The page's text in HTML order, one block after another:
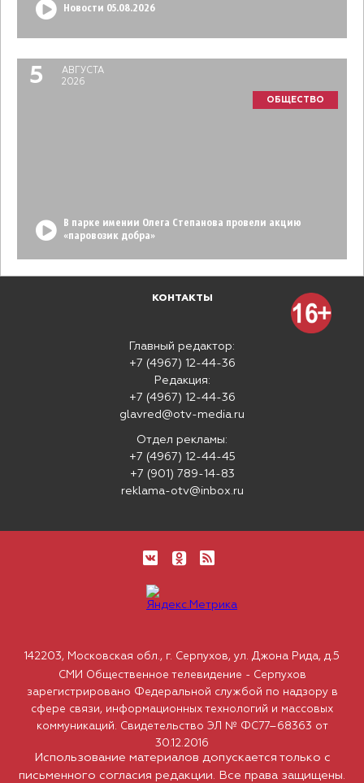
Новости 05.08.2026
5
АВГУСТА
2026
ОБЩЕСТВО
В парке имении Олега Степанова провели акцию
«паровозик добра»
КОНТАКТЫ
Главный редактор:
+7 (4967) 12-44-36
Редакция:
+7 (4967) 12-44-36
glavred@otv-media.ru
Отдел рекламы:
+7 (4967) 12-44-45
+7 (901) 789-14-83
reklama-otv@inbox.ru
Использование материалов допускается только с
письменного согласия редакции. Все права защищены.
142203, Московская обл., г. Серпухов, ул. Джона Рида, д.5
СМИ Общественное телевидение - Серпухов
зарегистрировано Федеральной службой по надзору в
сфере связи, информационных технологий и массовых
коммуникаций. Свидетельство ЭЛ № ФС77–68363 от
30.12.2016